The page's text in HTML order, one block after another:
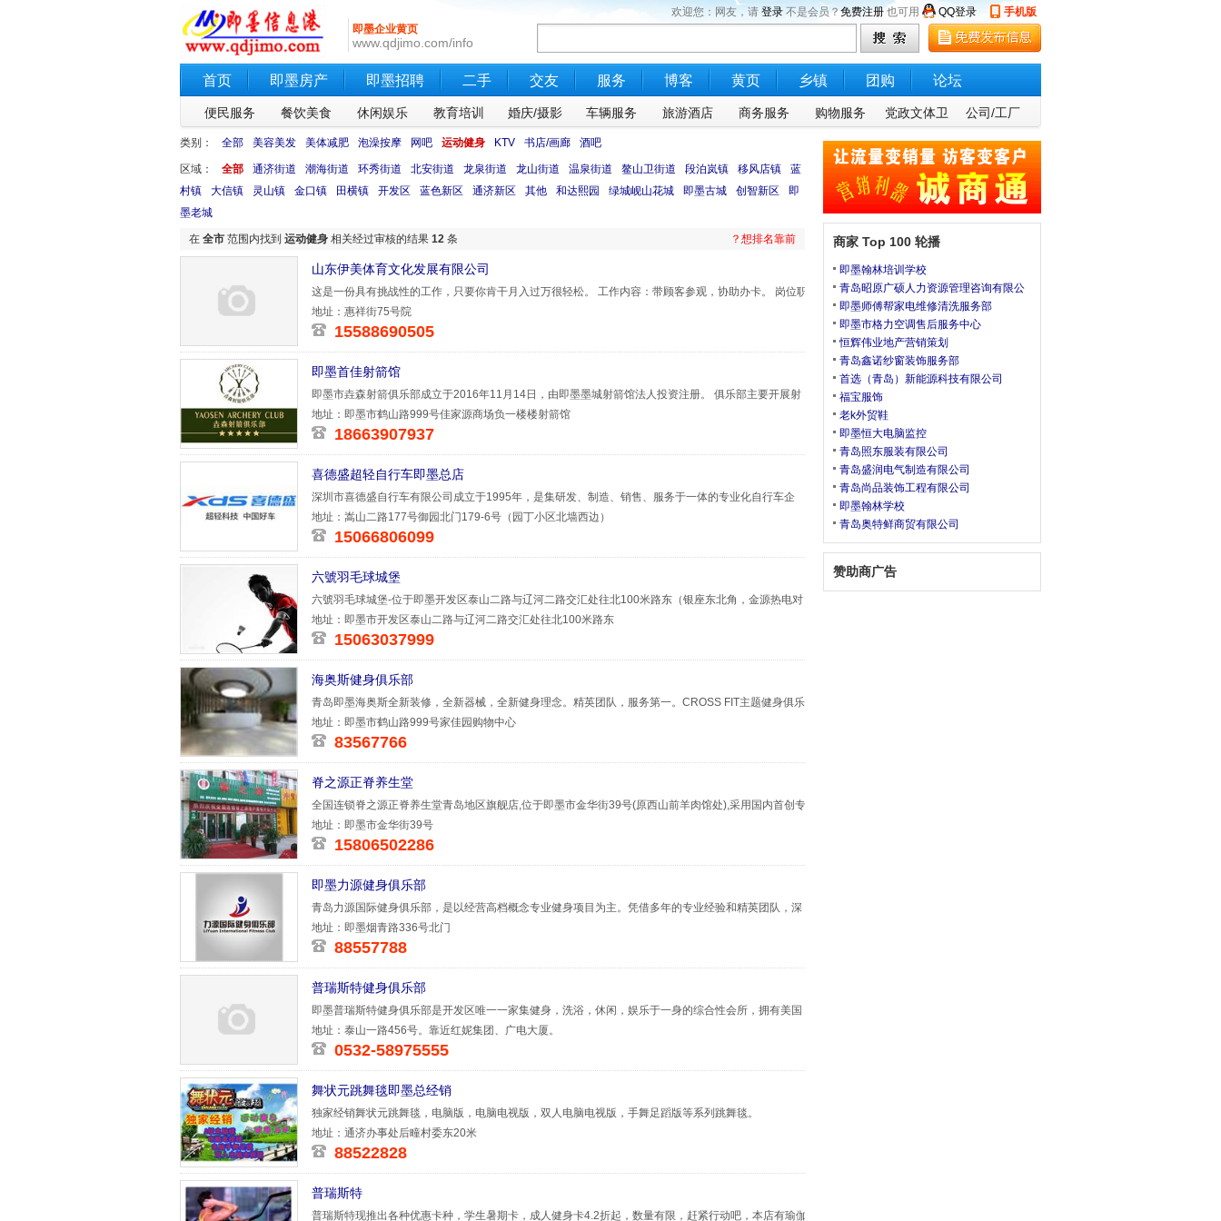
即墨企业黄页
www.qdjimo.com/info
欢迎您：网友，请 登录 不是会员？免费注册 也可用 QQ登录 手机版
首页 即墨房产 即墨招聘 二手 交友 服务 博客 黄页 乡镇 团购 论坛
便民服务 餐饮美食 休闲娱乐 教育培训 婚庆/摄影 车辆服务 旅游酒店 商务服务 购物服务 党政文体卫 公司/工厂
类别： 全部 美容美发 美体减肥 泡澡按摩 网吧 运动健身 KTV 书店/画廊 酒吧
区域： 全部 通济街道 潮海街道 环秀街道 北安街道 龙泉街道 龙山街道 温泉街道 鳌山卫街道 段泊岚镇 移风店镇
蓝
村镇
大信镇 灵山镇 金口镇 田横镇 开发区 蓝色新区 通济新区 其他 和达熙园 绿城岘山花城 即墨古城 创智新区
即
墨老城
？想排名靠前
在 全市 范围内找到 运动健身 相关经过审核的结果 12 条
山东伊美体育文化发展有限公司
这是一份具有挑战性的工作，只要你肯干月入过万很轻松。 工作内容：带顾客参观，协助办卡。 岗位职
责：
地址：惠祥街75号院
15588690505
即墨首佳射箭馆
即墨市垚森射箭俱乐部成立于2016年11月14日，由即墨墨城射箭馆法人投资注册。 俱乐部主要开展射
箭运动培
地址：即墨市鹤山路999号佳家源商场负一楼楼射箭馆
18663907937
喜德盛超轻自行车即墨总店
深圳市喜德盛自行车有限公司成立于1995年，是集研发、制造、销售、服务于一体的专业化自行车企
业，历经数十
地址：嵩山二路177号御园北门179-6号（园丁小区北墙西边）
15066806099
六號羽毛球城堡
六號羽毛球城堡-位于即墨开发区泰山二路与辽河二路交汇处往北100米路东（银座东北角，金源热电对
面），内设
地址：即墨市开发区泰山二路与辽河二路交汇处往北100米路东
15063037999
海奥斯健身俱乐部
青岛即墨海奥斯全新装修，全新器械，全新健身理念。精英团队，服务第一。CROSS FIT主题健身俱乐
部，特色课
地址：即墨市鹤山路999号家佳园购物中心
83567766
脊之源正脊养生堂
全国连锁脊之源正脊养生堂青岛地区旗舰店,位于即墨市金华街39号(原西山前羊肉馆处),采用国内首创专
利理疗设
地址：即墨市金华街39号
15806502286
即墨力源健身俱乐部
青岛力源国际健身俱乐部，是以经营高档概念专业健身项目为主。凭借多年的专业经验和精英团队，深
谙休闲体育
地址：即墨烟青路336号北门
88557788
普瑞斯特健身俱乐部
即墨普瑞斯特健身俱乐部是开发区唯一一家集健身，洗浴，休闲，娱乐于一身的综合性会所，拥有美国
进口的欧式
地址：泰山一路456号。靠近红妮集团、广电大厦。
0532-58975555
舞状元跳舞毯即墨总经销
独家经销舞状元跳舞毯，电脑版，电脑电视版，双人电脑电视版，手舞足蹈版等系列跳舞毯。
地址：通济办事处后疃村委东20米
88522828
普瑞斯特
普瑞斯特现推出各种优惠卡种，学生暑期卡，成人健身卡4.2折起，数量有限，赶紧行动吧，本店有瑜伽
商家 Top 100 轮播
即墨翰林培训学校
青岛昭原广硕人力资源管理咨询有限公
即墨师傅帮家电维修清洗服务部
即墨市格力空调售后服务中心
恒辉伟业地产营销策划
青岛鑫诺纱窗装饰服务部
首选（青岛）新能源科技有限公司
福宝服饰
老k外贸鞋
即墨恒大电脑监控
青岛照东服装有限公司
青岛盛润电气制造有限公司
青岛尚品装饰工程有限公司
即墨翰林学校
青岛奥特鲜商贸有限公司
赞助商广告